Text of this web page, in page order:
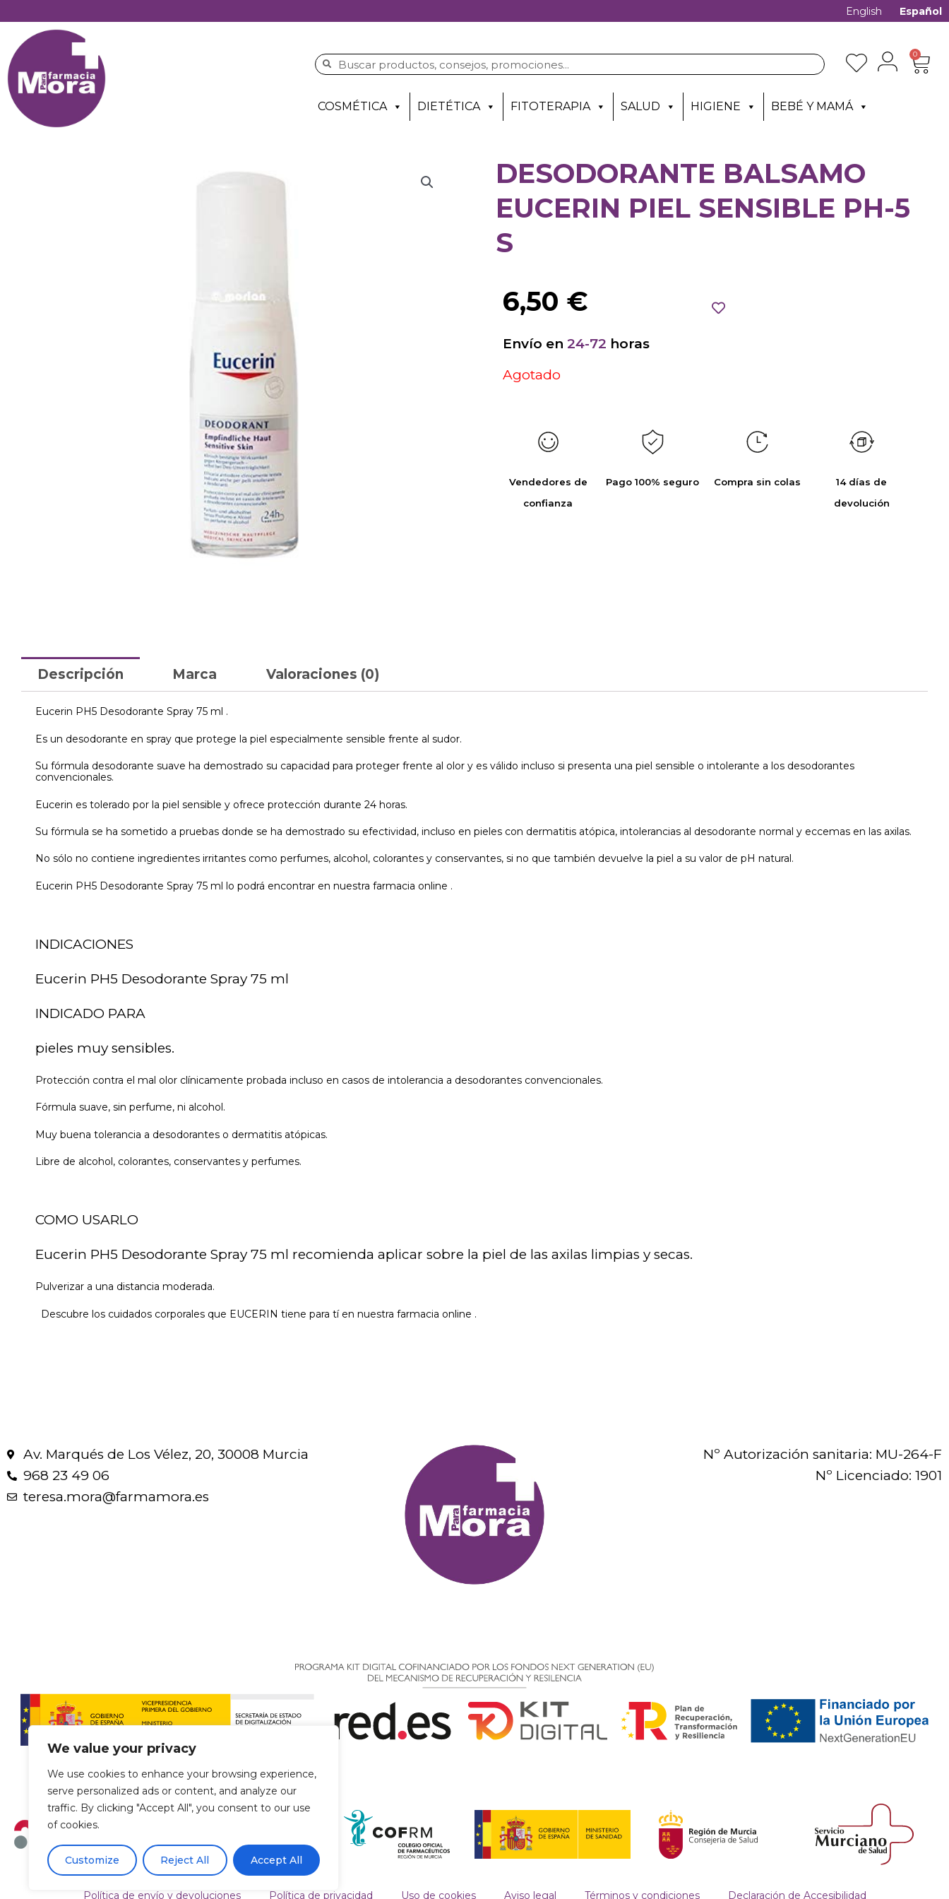
We value your privacy
We use cookies to enhance your browsing experience,
serve personalized ads or content, and analyze our
traffic. By clicking "Accept All", you consent to our use
of cookies.
Customize Reject All Accept All
English Español
0
COSMÉTICA DIETÉTICA FITOTERAPIA SALUD HIGIENE BEBÉ Y MAMÁ
DESODORANTE BALSAMO
EUCERIN PIEL SENSIBLE PH-5
S
6,50 €
Envío en 24-72 horas
Agotado
Vendedores de
confianza
Pago 100% seguro Compra sin colas
14 días de
devolución
Descripción Marca Valoraciones (0)
Eucerin PH5 Desodorante Spray 75 ml .
Es un desodorante en spray que protege la piel especialmente sensible frente al sudor.
Su fórmula desodorante suave ha demostrado su capacidad para proteger frente al olor y es válido incluso si presenta una piel sensible o intolerante a los desodorantes
convencionales.
Eucerin es tolerado por la piel sensible y ofrece protección durante 24 horas.
Su fórmula se ha sometido a pruebas donde se ha demostrado su efectividad, incluso en pieles con dermatitis atópica, intolerancias al desodorante normal y eccemas en las axilas.
No sólo no contiene ingredientes irritantes como perfumes, alcohol, colorantes y conservantes, si no que también devuelve la piel a su valor de pH natural.
Eucerin PH5 Desodorante Spray 75 ml lo podrá encontrar en nuestra farmacia online .
INDICACIONES
Eucerin PH5 Desodorante Spray 75 ml
INDICADO PARA
pieles muy sensibles.
Protección contra el mal olor clínicamente probada incluso en casos de intolerancia a desodorantes convencionales.
Fórmula suave, sin perfume, ni alcohol.
Muy buena tolerancia a desodorantes o dermatitis atópicas.
Libre de alcohol, colorantes, conservantes y perfumes.
COMO USARLO
Eucerin PH5 Desodorante Spray 75 ml recomienda aplicar sobre la piel de las axilas limpias y secas.
Pulverizar a una distancia moderada.
Descubre los cuidados corporales que EUCERIN tiene para tí en nuestra farmacia online .
Av. Marqués de Los Vélez, 20, 30008 Murcia
968 23 49 06
teresa.mora@farmamora.es
Nº Autorización sanitaria: MU-264-F
Nº Licenciado: 1901
Política de envío y devoluciones Política de privacidad Uso de cookies Aviso legal Términos y condiciones Declaración de Accesibilidad